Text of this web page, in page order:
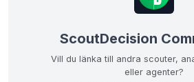
ScoutDecision
Vill du länka till andra scouter,
eller agenter?